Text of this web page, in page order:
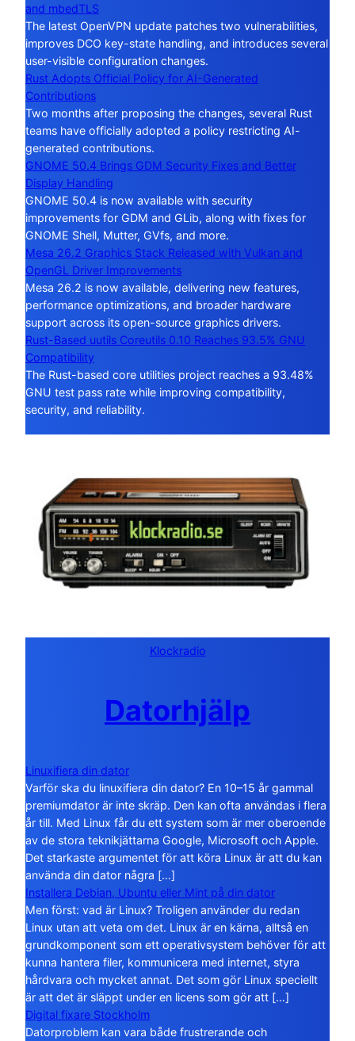
and mbedTLS
The latest OpenVPN update patches two vulnerabilities,
improves DCO key-state handling, and introduces several
user-visible configuration changes.
Rust Adopts Official Policy for AI-Generated
Contributions
Two months after proposing the changes, several Rust
teams have officially adopted a policy restricting AI-
generated contributions.
GNOME 50.4 Brings GDM Security Fixes and Better
Display Handling
GNOME 50.4 is now available with security
improvements for GDM and GLib, along with fixes for
GNOME Shell, Mutter, GVfs, and more.
Mesa 26.2 Graphics Stack Released with Vulkan and
OpenGL Driver Improvements
Mesa 26.2 is now available, delivering new features,
performance optimizations, and broader hardware
support across its open-source graphics drivers.
Rust-Based uutils Coreutils 0.10 Reaches 93.5% GNU
Compatibility
The Rust-based core utilities project reaches a 93.48%
GNU test pass rate while improving compatibility,
security, and reliability.
Klockradio
Datorhjälp
Linuxifiera din dator
Varför ska du linuxifiera din dator? En 10–15 år gammal
premiumdator är inte skräp. Den kan ofta användas i flera
år till. Med Linux får du ett system som är mer oberoende
av de stora teknikjättarna Google, Microsoft och Apple.
Det starkaste argumentet för att köra Linux är att du kan
använda din dator några […]
Installera Debian, Ubuntu eller Mint på din dator
Men först: vad är Linux? Troligen använder du redan
Linux utan att veta om det. Linux är en kärna, alltså en
grundkomponent som ett operativsystem behöver för att
kunna hantera filer, kommunicera med internet, styra
hårdvara och mycket annat. Det som gör Linux speciellt
är att det är släppt under en licens som gör att […]
Digital fixare Stockholm
Datorproblem kan vara både frustrerande och